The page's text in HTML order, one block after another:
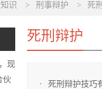
识 > 刑事辩护 > 死
现
伙
死刑辩护
死刑辩护技巧